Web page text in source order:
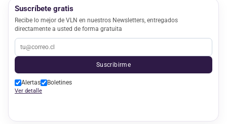
Suscríbete gratis
Recibe lo mejor de VLN en nuestros Newsletters, entregados
directamente a usted de forma gratuita
Suscribirme
Alertas Boletines
Ver detalle